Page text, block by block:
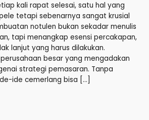
kali rapat selesai, satu hal yang
tetapi sebenarnya sangat krusial
notulen bukan sekadar menulis
tapi menangkap esensi percakapan,
lanjut yang harus dilakukan.
besar yang mengadakan
strategi pemasaran. Tanpa
ide cemerlang bisa […]